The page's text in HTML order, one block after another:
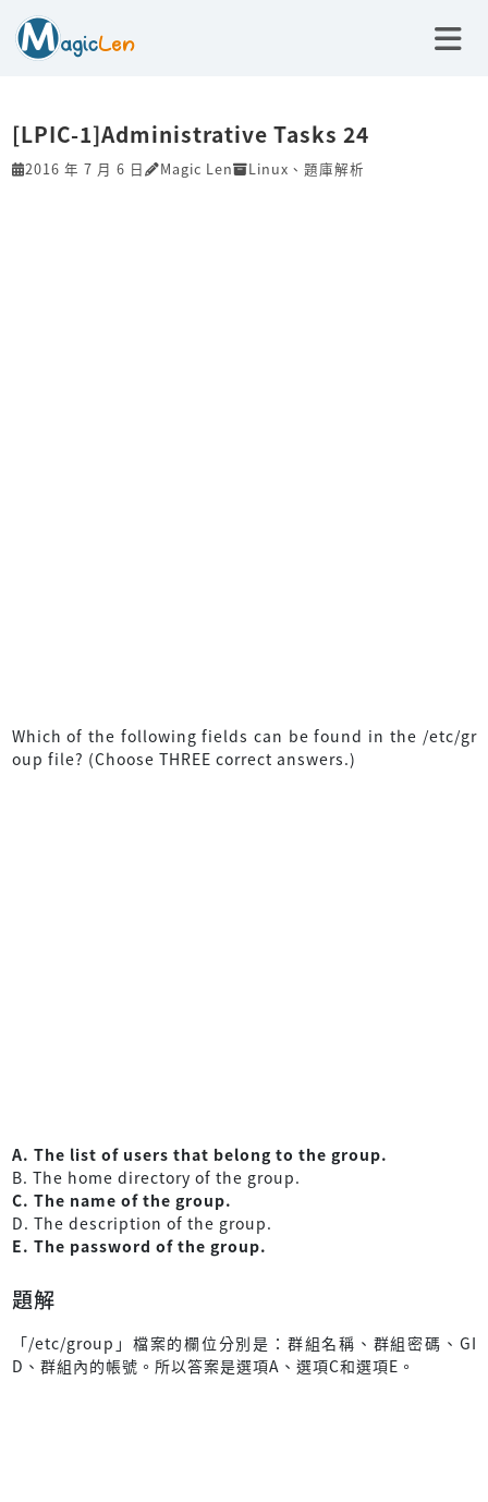
[LPIC-1]Administrative Tasks 24
2016 年 7 月 6 日 Magic Len Linux 、 題庫解析
Which of the following fields can be found in the /etc/gr
oup file? (Choose THREE correct answers.)
A. The list of users that belong to the group.
B. The home directory of the group.
C. The name of the group.
D. The description of the group.
E. The password of the group.
題解
「/etc/group」檔案的欄位分別是：群組名稱、群組密碼、GI
D、群組內的帳號。所以答案是選項A、選項C和選項E。